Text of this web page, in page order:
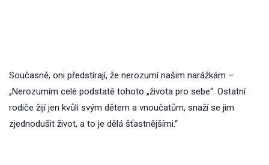
Současně, oni předstírají, že nerozumí našim narážkám –
„Nerozumím celé podstatě tohoto „života pro sebe“. Ostatní
rodiče žijí jen kvůli svým dětem a vnoučatům, snaží se jim
zjednodušit život, a to je dělá šťastnějšími.“